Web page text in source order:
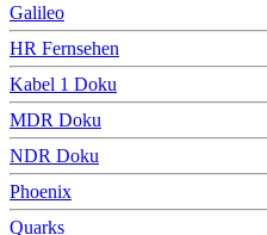
Galileo
HR Fernsehen
Kabel 1 Doku
MDR Doku
NDR Doku
Phoenix
Quarks